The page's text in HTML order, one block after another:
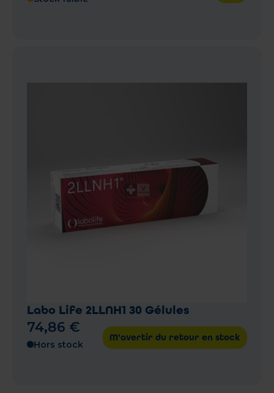
Labo Life 2LLNH1 30 Gélules
74,86 €
Hors stock
M'avertir du retour en stock